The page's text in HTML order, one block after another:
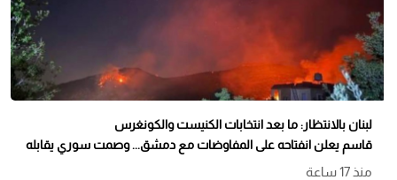
لبنان بالانتظار: ما بعد انتخابات الكنيست والكونغرس
قاسم يعلن انفتاحه على المفاوضات مع دمشق... وصمت سوري يقابله
منذ 17 ساعة